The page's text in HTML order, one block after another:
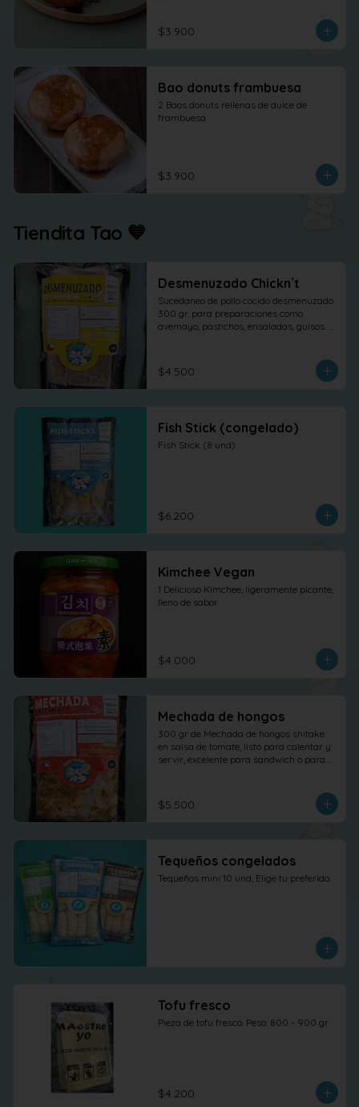
$3.900
Bao donuts frambuesa
2 Baos donuts rellenas de dulce de
frambuesa
$3.900
Tiendita Tao 💙
Desmenuzado Chickn´t
Sucedaneo de pollo cocido desmenuzado
300 gr. para preparaciones como
avemayo, pastichos, ensaladas, guisos.
$4.500
Fish Stick (congelado)
Fish Stick (8 und)
$6.200
Kimchee Vegan
1 Delicioso Kimchee, ligeramente picante,
lleno de sabor.
$4.000
Mechada de hongos
300 gr de Mechada de hongos shitake
en salsa de tomate, listo para calentar y
servir, excelente para sandwich o para
$5.500
Tequeños congelados
Tequeños mini 10 und, Elige tu preferido.
Tofu fresco
Pieza de tofu fresco. Peso: 800 - 900 gr
$4.200